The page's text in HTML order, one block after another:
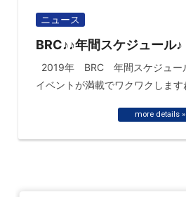
ニュース
BRC♪♪年間スケジュール♪
more details »